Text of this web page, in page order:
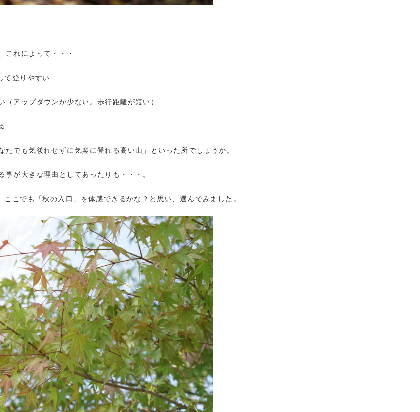
これによって・・・
て登りやすい
（アップダウンが少ない。歩行距離が短い）
でも気後れせずに気楽に登れる高い山」といった所でしょうか。
が大きな理由としてあったりも・・・。
こでも「秋の入口」を体感できるかな？と思い、選んでみました。